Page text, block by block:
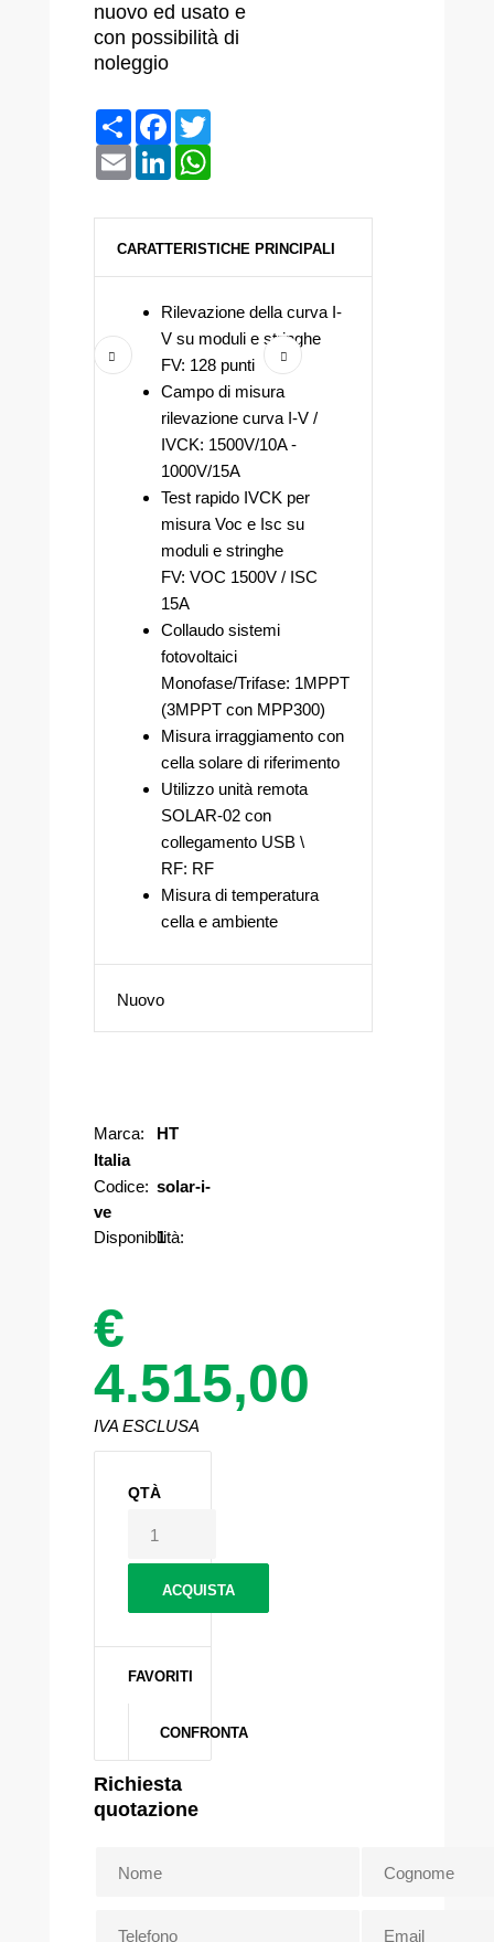
nuovo ed usato e
con possibilità di
noleggio
CondividiFacebook
Email LinkedIn
CARATTERISTICHE PRINCIPALI
Rilevazione della curva I-
V su moduli e stringhe
FV: 128 punti
Campo di misura
rilevazione curva I-V /
IVCK: 1500V/10A -
1000V/15A
Test rapido IVCK per
misura Voc e Isc su
moduli e stringhe
FV: VOC 1500V / ISC
15A
Collaudo sistemi
fotovoltaici
Monofase/Trifase: 1MPPT
(3MPPT con MPP300)
Misura irraggiamento con
cella solare di riferimento
Utilizzo unità remota
SOLAR-02 con
collegamento USB \
RF: RF
Misura di temperatura
cella e ambiente
Nuovo
Marca:
HT
Italia
Codice: solar-i-
ve
Disponibilità:
1
€
4.515,00
IVA ESCLUSA
QTÀ
FAVORITI
CONFRONTA
Richiesta
quotazione